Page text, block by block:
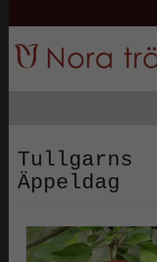
Tullgarns
Äppeldag